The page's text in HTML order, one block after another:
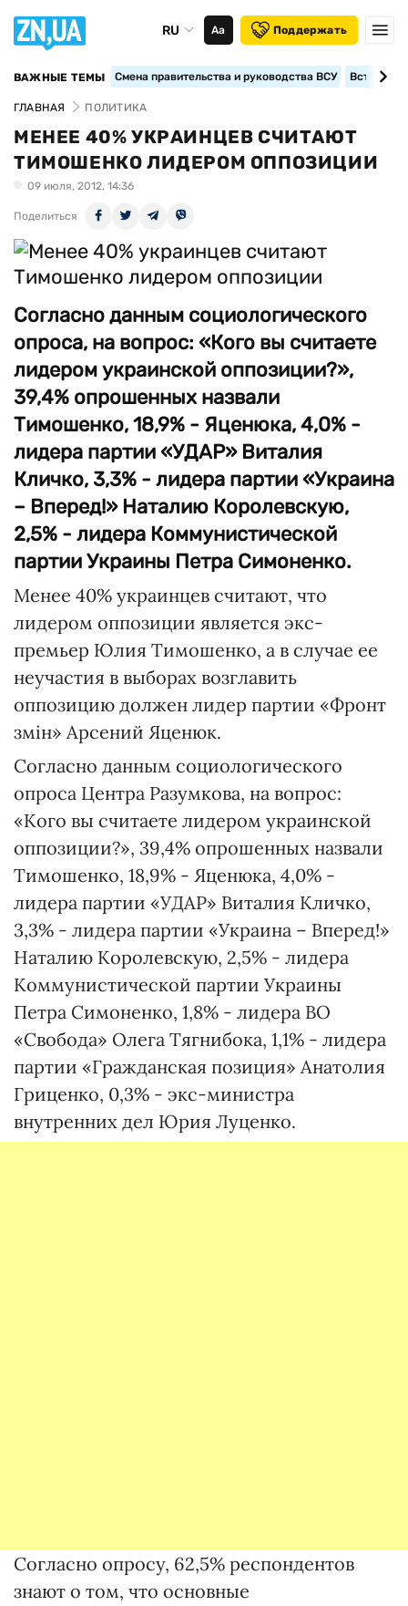
RU Аа Поддержать
ВАЖНЫЕ ТЕМЫ Смена правительства и руководства ВСУ
ГЛАВНАЯ ПОЛИТИКА
МЕНЕЕ 40% УКРАИНЦЕВ СЧИТАЮТ
ТИМОШЕНКО ЛИДЕРОМ ОППОЗИЦИИ
09 июля, 2012, 14:36
Поделиться
Согласно данным социологического
опроса, на вопрос: «Кого вы считаете
лидером украинской оппозиции?»,
39,4% опрошенных назвали
Тимошенко, 18,9% - Яценюка, 4,0% -
лидера партии «УДАР» Виталия
Кличко, 3,3% - лидера партии «Украина
– Вперед!» Наталию Королевскую,
2,5% - лидера Коммунистической
партии Украины Петра Симоненко.
Менее 40% украинцев считают, что
лидером оппозиции является экс-
премьер Юлия Тимошенко, а в случае ее
неучастия в выборах возглавить
оппозицию должен лидер партии «Фронт
змін» Арсений Яценюк.
Согласно данным социологического
опроса Центра Разумкова, на вопрос:
«Кого вы считаете лидером украинской
оппозиции?», 39,4% опрошенных назвали
Тимошенко, 18,9% - Яценюка, 4,0% -
лидера партии «УДАР» Виталия Кличко,
3,3% - лидера партии «Украина – Вперед!»
Наталию Королевскую, 2,5% - лидера
Коммунистической партии Украины
Петра Симоненко, 1,8% - лидера ВО
«Свобода» Олега Тягнибока, 1,1% - лидера
партии «Гражданская позиция» Анатолия
Гриценко, 0,3% - экс-министра
внутренних дел Юрия Луценко.
Согласно опросу, 62,5% респондентов
знают о том, что основные